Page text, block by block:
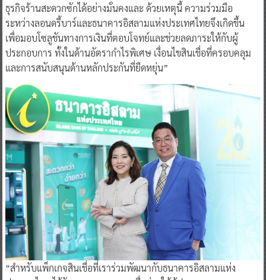
ธุรกิจร้านสะดวกซักได้อย่างมั่นคงและ ด้วยเหตุนี้ ความร่วมมือ
ระหว่างลอนดรี้บาร์และธนาคารอิสลามแห่งประเทศไทยจึงเกิดขึ้น
เพื่อมอบโซลูชันทางการเงินที่ตอบโจทย์และช่วยลดภาระให้กับผู้
ประกอบการ ทั้งในด้านอัตรากำไรพิเศษ เงื่อนไขสินเชื่อที่ครอบคลุม
และการสนับสนุนด้านหลักประกันที่ยืดหยุ่น”
“สำหรับแพ็กเกจสินเชื่อที่เราร่วมพัฒนากับธนาคารอิสลามแห่ง